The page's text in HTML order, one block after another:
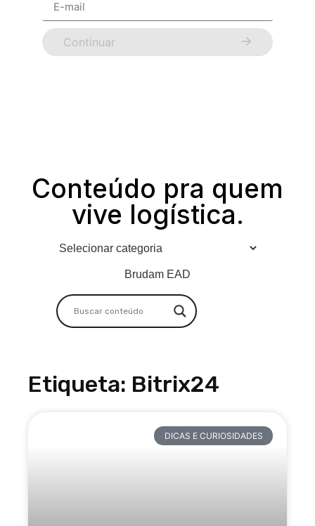
Continuar
Conteúdo pra quem
vive logística.
Brudam EAD
Etiqueta: Bitrix24
DICAS E CURIOSIDADES